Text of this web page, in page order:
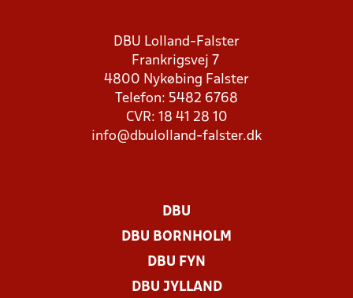
DBU Lolland-Falster
Frankrigsvej 7
4800 Nykøbing Falster
Telefon: 5482 6768
CVR: 18 41 28 10
info@dbulolland-falster.dk
DBU
DBU BORNHOLM
DBU FYN
DBU JYLLAND